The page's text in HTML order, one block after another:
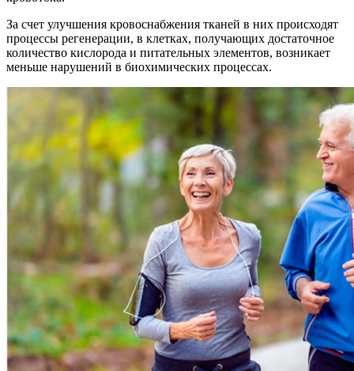
За счет улучшения кровоснабжения тканей в них происходят
процессы регенерации, в клетках, получающих достаточное
количество кислорода и питательных элементов, возникает
меньше нарушений в биохимических процессах.